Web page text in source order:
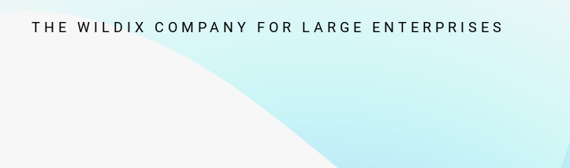
THE WILDIX COMPANY FOR LARGE ENTERPRISES